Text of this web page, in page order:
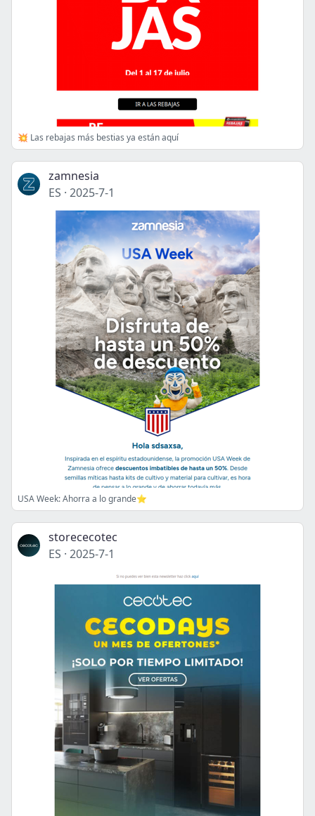
💥 Las rebajas más bestias ya están aquí
zamnesia
ES · 2025-7-1
USA Week: Ahorra a lo grande⭐️
storececotec
ES · 2025-7-1